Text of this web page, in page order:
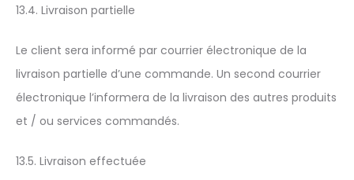
13.4. Livraison partielle
Le client sera informé par courrier électronique de la
livraison partielle d’une commande. Un second courrier
électronique l’informera de la livraison des autres produits
et / ou services commandés.
13.5. Livraison effectuée